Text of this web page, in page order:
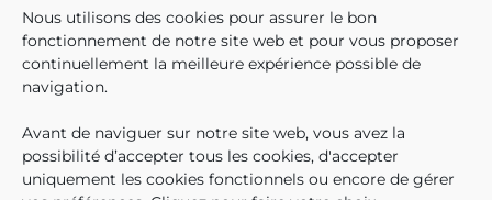
Nous utilisons des cookies pour assurer le bon
fonctionnement de notre site web et pour vous proposer
continuellement la meilleure expérience possible de
navigation.
Avant de naviguer sur notre site web, vous avez la
possibilité d’accepter tous les cookies, d'accepter
uniquement les cookies fonctionnels ou encore de gérer
En décembre 2025, 304.966
enfants bruxellois avaient droit
aux allocations familiales.
Parmi eux, 128.222
supplément social en plus du
montant de base de leurs all
QUI SOMMES-NOUS ?
TRAVAILLER CHEZ NOUS
TOUTES LES NEWS